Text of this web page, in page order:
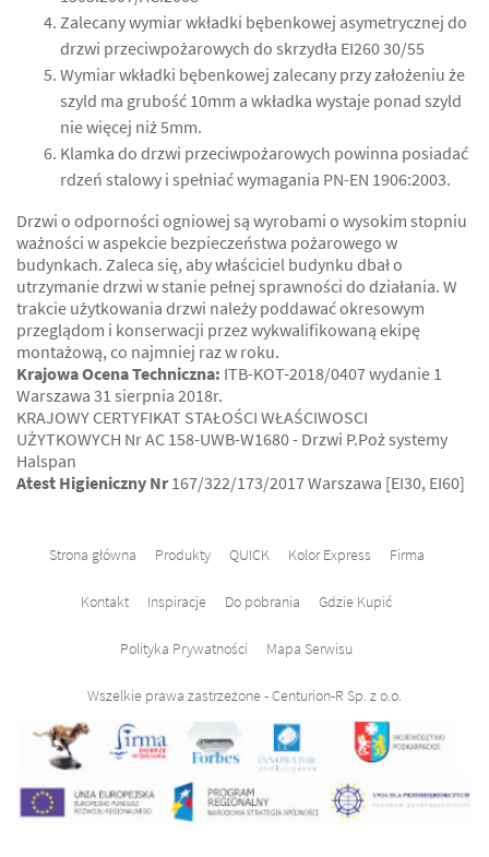
Zalecany wymiar wkładki bębenkowej asymetrycznej do
drzwi przeciwpożarowych do skrzydła EI260 30/55
Wymiar wkładki bębenkowej zalecany przy założeniu że
szyld ma grubość 10mm a wkładka wystaje ponad szyld
nie więcej niż 5mm.
Klamka do drzwi przeciwpożarowych powinna posiadać
rdzeń stalowy i spełniać wymagania PN-EN 1906:2003.
Drzwi o odporności ogniowej są wyrobami o wysokim stopniu
ważności w aspekcie bezpieczeństwa pożarowego w
budynkach. Zaleca się, aby właściciel budynku dbał o
utrzymanie drzwi w stanie pełnej sprawności do działania. W
trakcie użytkowania drzwi należy poddawać okresowym
przeglądom i konserwacji przez wykwalifikowaną ekipę
montażową, co najmniej raz w roku.
Krajowa Ocena Techniczna: ITB-KOT-2018/0407 wydanie 1
Warszawa 31 sierpnia 2018r.
KRAJOWY CERTYFIKAT STAŁOŚCI WŁAŚCIWOSCI
UŻYTKOWYCH Nr AC 158-UWB-W1680 - Drzwi P.Poż systemy
Halspan
Atest Higieniczny Nr167/322/173/2017 Warszawa [EI30, EI60]
Strona główna Produkty QUICK Kolor Express Firma
Kontakt Inspiracje Do pobrania Gdzie Kupić
Polityka Prywatności Mapa Serwisu
Wszelkie prawa zastrzeżone - Centurion-R Sp. z o.o.